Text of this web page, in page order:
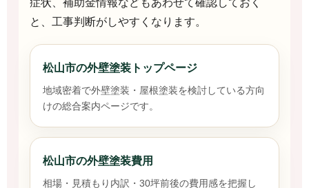
と、工事判断がしやすくなります。
松山市の外壁塗装トップページ
地域密着で外壁塗装・屋根塗装を検討している方向
けの総合案内ページです。
松山市の外壁塗装費用
相場・見積もり内訳・30坪前後の費用感を把握し